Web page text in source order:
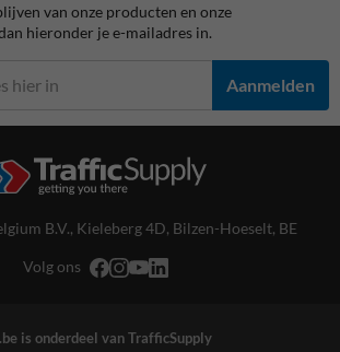
van onze producten en onze
hieronder je e-mailadres in.
Aanmelden
B.V., Kieleberg 4D, Bilzen-Hoeselt, BE
Volg ons
is onderdeel van TrafficSupply